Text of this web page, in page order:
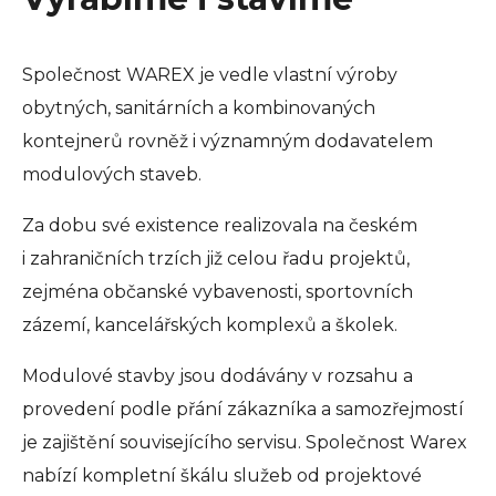
Společnost WAREX je vedle vlastní výroby
obytných, sanitárních a kombinovaných
kontejnerů rovněž i významným dodavatelem
modulových staveb.
Za dobu své existence realizovala na českém
i zahraničních trzích již celou řadu projektů,
zejména občanské vybavenosti, sportovních
zázemí, kancelářských komplexů a školek.
Modulové stavby jsou dodávány v rozsahu a
provedení podle přání zákazníka a samozřejmostí
je zajištění souvisejícího servisu. Společnost Warex
nabízí kompletní škálu služeb od projektové